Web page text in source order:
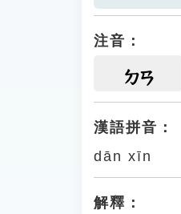
注音：
ㄉㄢ
漢語拼音：
dān xīn
解釋：